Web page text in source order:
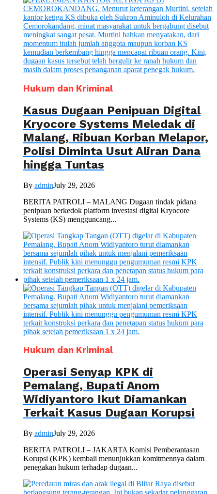
Hukum dan Kriminal
Kasus Dugaan Penipuan Digital
Kryocore Systems Meledak di
Malang, Ribuan Korban Melapor,
Polisi Diminta Usut Aliran Dana
hingga Tuntas
By adminJuly 29, 2026
BERITA PATROLI – MALANG Dugaan tindak pidana
penipuan berkedok platform investasi digital Kryocore
Systems (KS) mengguncang...
Hukum dan Kriminal
Operasi Senyap KPK di
Pemalang, Bupati Anom
Widiyantoro Ikut Diamankan
Terkait Kasus Dugaan Korupsi
By adminJuly 29, 2026
BERITA PATROLI – JAKARTA Komisi Pemberantasan
Korupsi (KPK) kembali menunjukkan komitmennya dalam
penegakan hukum terhadap dugaan...